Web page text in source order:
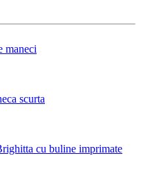
maneci
scurta
cu buline imprimate